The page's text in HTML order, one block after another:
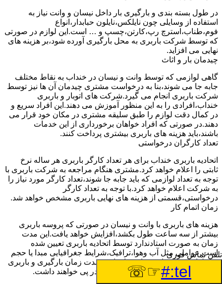
در طول بسته بندی و بارگیری بار داخل نیسان و وانت نیاز به
استفاده از وسایلی چون نایلکس،نایلون حبابدار،انواع
فوم،طناب،استرچ رپ،کارتن،چسپ و … است.این لوازم در صورتی
که توسط شرکت باربری به محل بارگیری آورده شود،بر هزینه های
نهایی می افزاید.
چیدمان بار و اثاث
گاهی لوازمی که توسط وانت و نیسان در خنداب به نقاط مختلف
جابه جا می شوند،بنا به درخواست مشتری چیدمان آن ها نیز توسط
شرکت باربری انجام می گیرد.شرکت های اتوبار و باربری
خنداب،افرادی را به این منظور آموزش می دهند.این افراد سریع و
در کمال دقت لوازم را طبق سلیقه مشتری در مکان خود قرار می
دهند.در صورتی که افراد خواهان برخورداری از این خدمات
باشند،باید هزینه های باربری بیشتری پرداخت کنند.
تعداد کارگران درخواستی
اتحادیه باربری خنداب برای هر تعداد کارگر باربری هر ساله نرخ
ثابتی را اعلام خواهد کرد.مشتری هنگام مراجعه به شرکت باربری با
توجه به تعداد لوازمی که باید جابه جا شوند،تعداد کارگر مورد نیاز را
به شرکت اعلام خواهد کرد.با توجه به تعداد کارگر
درخواستی،قسمتی از هزینه های نهایی باربری مشخص خواهد شد.
زمان اتمام کار
هزینه های باربری با وانت و نیسان در صورتی که پروسه باربری
بیشتر از سه ساعت طول بکشد،افزایش خواهد یافت.این مدت
زمان به صورت استادندارد توسط اتحادیه باربری تعیین شده
است.عواملی مثل آب وهوا،ترافیک،شرایط جغرافیایی مبدا یا حجم
زیاد لوازم ممکن است باعث افزایش مدت زمان بارگیری و باربری
شوند که افزایش هزینه های باربری را در پی خواهند داشت.
تعداد طبقات ساختمان مبدا و مقصد
تلفن تماس فوری
tel:#
☞☏